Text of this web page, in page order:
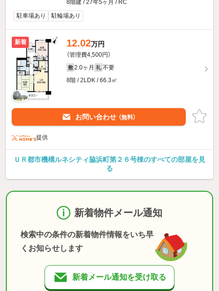
8階建 / 27年5ヶ月 / RC
駐車場あり
駐輪場あり
新着 12.02万円
（管理費4,500円）
敷 2.0ヶ月 礼 不要
8階 / 2LDK / 66.3㎡
お問い合わせ （無料）
提供
ＵＲ都市機構ルネシティ脇浜町第２６号棟のすべての部屋を見
る
新着物件メール通知
検索中の条件の新着物件情報をいち早
くお知らせします
新着メール通知を受け取る